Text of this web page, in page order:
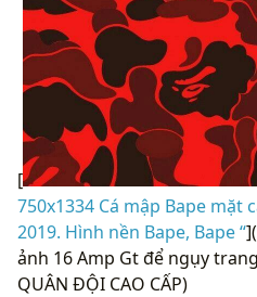
[
750x1334 Cá mập Bape mặt
2019. Hình nền Bape, Bape “
ảnh 16 Amp Gt để ngụy
QUÂN ĐỘI CAO CẤP)